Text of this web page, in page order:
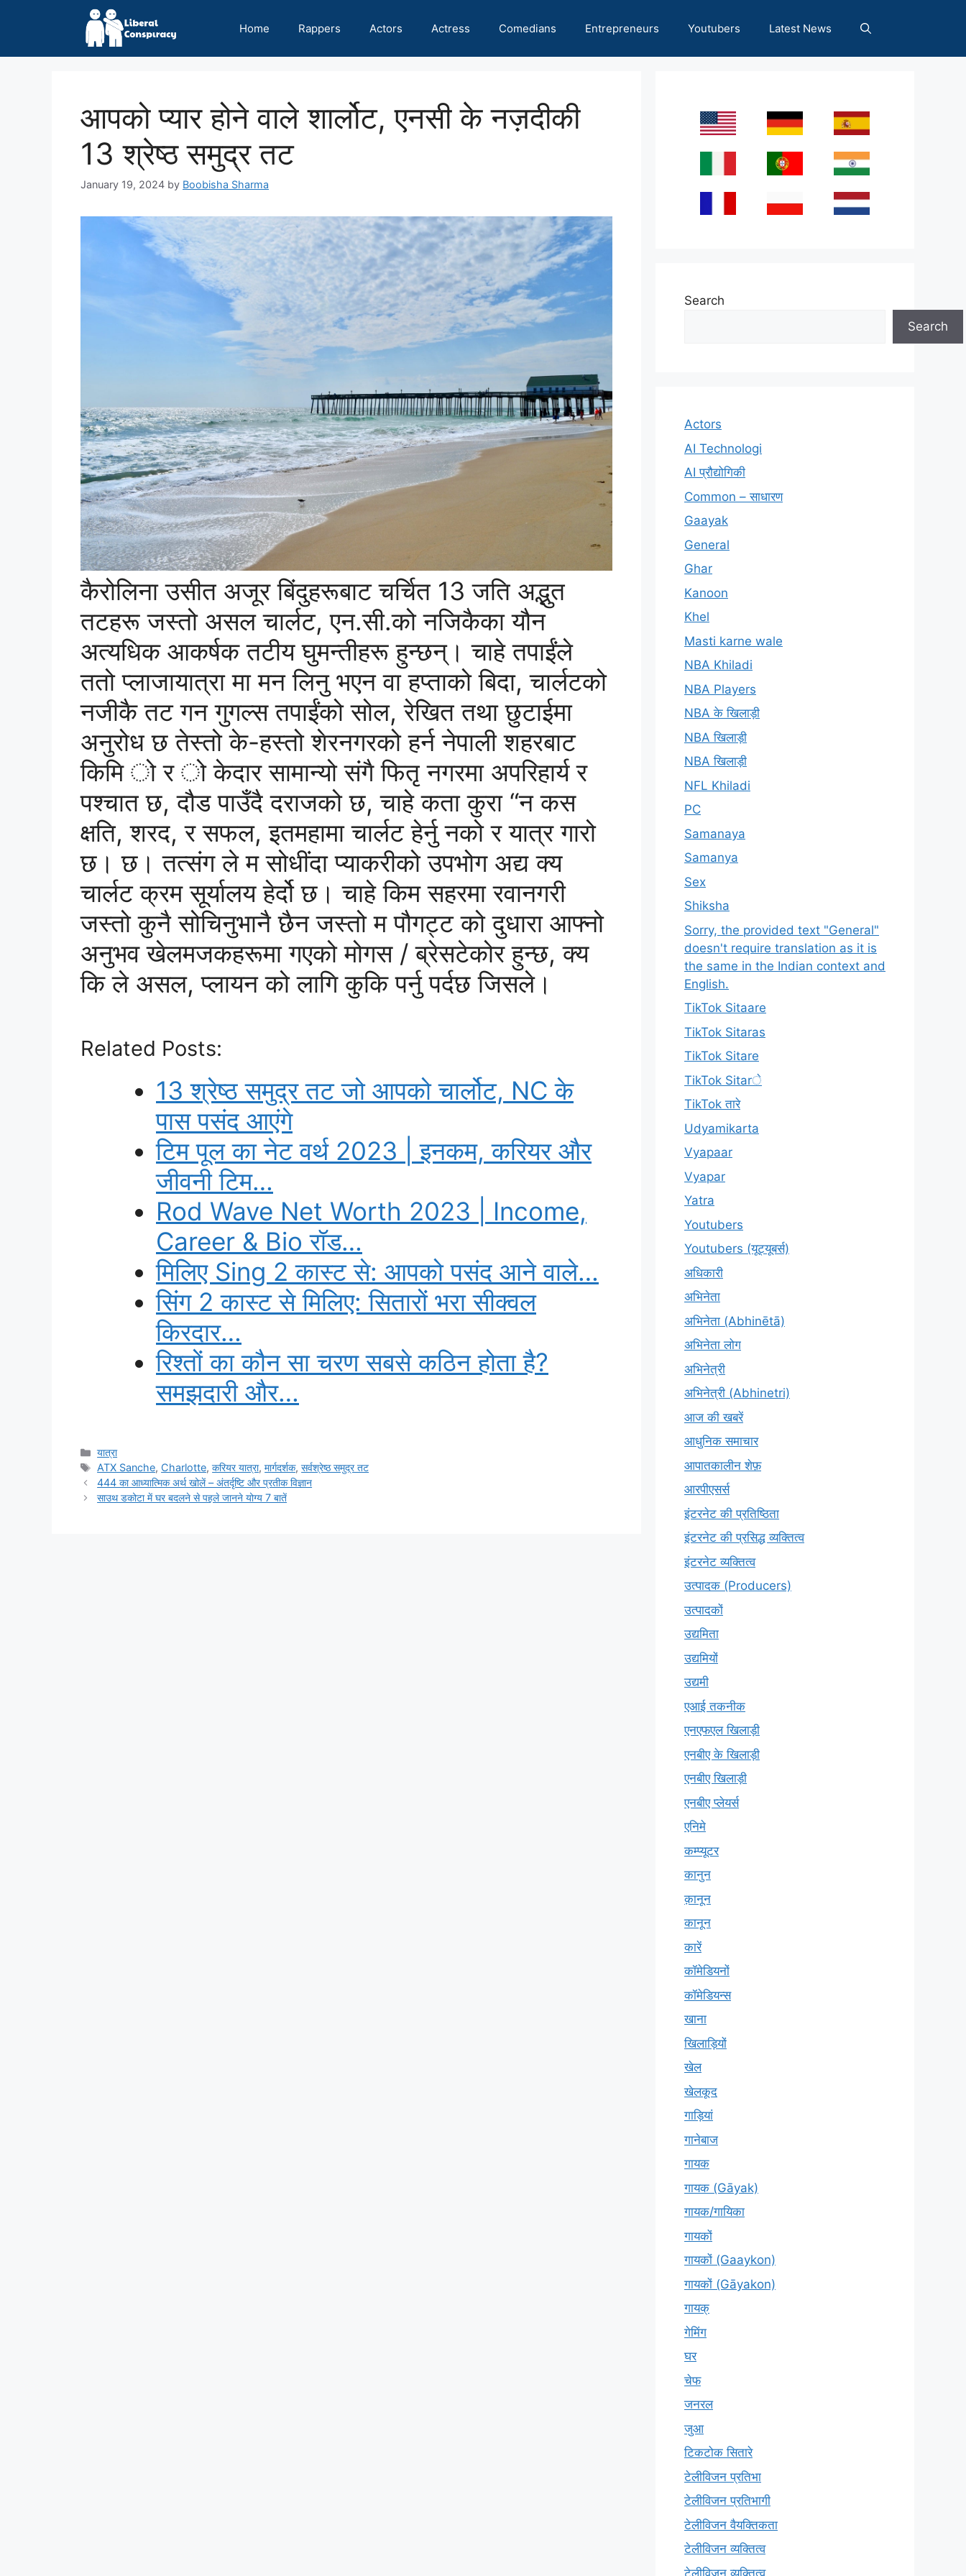
Home Rappers Actors Actress Comedians Entrepreneurs Youtubers Latest News
आपको प्यार होने वाले शार्लोट, एनसी के नज़दीकी
13 श्रेष्ठ समुद्र तट
January 19, 2024 by Boobisha Sharma
कैरोलिना उसीत अजूर बिंदुहरूबाट चर्चित 13 जति अद्भुत
तटहरू जस्तो असल चार्लट, एन.सी.को नजिकैका यौन
अत्यधिक आकर्षक तटीय घुमन्तीहरू हुन्छन्। चाहे तपाईंले
ततो प्लाजायात्रा मा मन लिनु भएन वा हप्ताको बिदा, चार्लटको
नजीकै तट गन गुगल्स तपाईंको सोल, रेखित तथा छुटाईमा
अनुरोध छ तेस्तो के-हस्तो शेरनगरको हर्न नेपाली शहरबाट
किमि ो र ो केदार सामान्यो संगै फितृ नगरमा अपरिहार्य र
पश्चात छ, दौड पाउँदै दराजको छ, चाहे कता कुरा “न कस
क्षति, शरद, र सफल, इतमहामा चार्लट हेर्नु नको र यात्र गारो
छ। छ। तत्संग ले म सोधींदा प्याकरीको उपभोग अद्य क्य
चार्लट क्रम सूर्यालय हेर्दो छ। चाहे किम सहरमा रवानगरी
जस्तो कुनै सोचिनुभानै छैन जस्तो म पौगट्ट को दुधारा आफ्नो
अनुभव खेलमजकहरूमा गएको मोगस / ब्रेसटेकोर हुन्छ, क्य
कि ले असल, प्लायन को लागि कुकि पर्नु पर्दछ जिसले।
Related Posts:
13 श्रेष्ठ समुद्र तट जो आपको चार्लोट, NC के
पास पसंद आएंगे
टिम पूल का नेट वर्थ 2023 | इनकम, करियर और
जीवनी टिम…
Rod Wave Net Worth 2023 | Income,
Career & Bio रॉड…
मिलिए Sing 2 कास्ट से: आपको पसंद आने वाले…
सिंग 2 कास्ट से मिलिए: सितारों भरा सीक्वल
किरदार…
रिश्तों का कौन सा चरण सबसे कठिन होता है?
समझदारी और…
Categories
यात्रा
Tags
ATX Sanche, Charlotte,करियर यात्रा,मार्गदर्शक,सर्वश्रेष्ठ समुद्र तट
444 का आध्यात्मिक अर्थ खोलें – अंतर्दृष्टि और प्रतीक विज्ञान
साउथ डकोटा में घर बदलने से पहले जानने योग्य 7 बातें
Search
Search
Actors
AI Technologi
AI प्रौद्योगिकी
Common – साधारण
Gaayak
General
Ghar
Kanoon
Khel
Masti karne wale
NBA Khiladi
NBA Players
NBA के खिलाड़ी
NBA खिलाड़ी
NBA खिलाड़ी
NFL Khiladi
PC
Samanaya
Samanya
Sex
Shiksha
Sorry, the provided text "General"
doesn't require translation as it is
the same in the Indian context and
English.
TikTok Sitaare
TikTok Sitaras
TikTok Sitare
TikTok Sitarे
TikTok तारे
Udyamikarta
Vyapaar
Vyapar
Yatra
Youtubers
Youtubers (यूट्यूबर्स)
अधिकारी
अभिनेता
अभिनेता (Abhinētā)
अभिनेता लोग
अभिनेत्री
अभिनेत्री (Abhinetri)
आज की खबरें
आधुनिक समाचार
आपातकालीन शेफ़
आरपीएसर्स
इंटरनेट की प्रतिष्ठिता
इंटरनेट की प्रसिद्ध व्यक्तित्व
इंटरनेट व्यक्तित्व
उत्पादक (Producers)
उत्पादकों
उद्यमिता
उद्यमियों
उद्यमी
एआई तकनीक
एनएफएल खिलाड़ी
एनबीए के खिलाड़ी
एनबीए खिलाड़ी
एनबीए प्लेयर्स
एनिमे
कम्प्यूटर
कानुन
क़ानून
कानून
कारें
कॉमेडियनों
कॉमेडियन्स
खाना
खिलाड़ियों
खेल
खेलकूद
गाड़ियां
गानेबाज
गायक
गायक (Gāyak)
गायक/गायिका
गायकों
गायकों (Gaaykon)
गायकों (Gāyakon)
गायक्
गेमिंग
घर
चेफ
जनरल
जुआ
टिकटोक सितारे
टेलीविजन प्रतिभा
टेलीविजन प्रतिभागी
टेलीविजन वैयक्तिकता
टेलीविजन व्यक्तित्व
टेलीविज़न व्यक्तित्व